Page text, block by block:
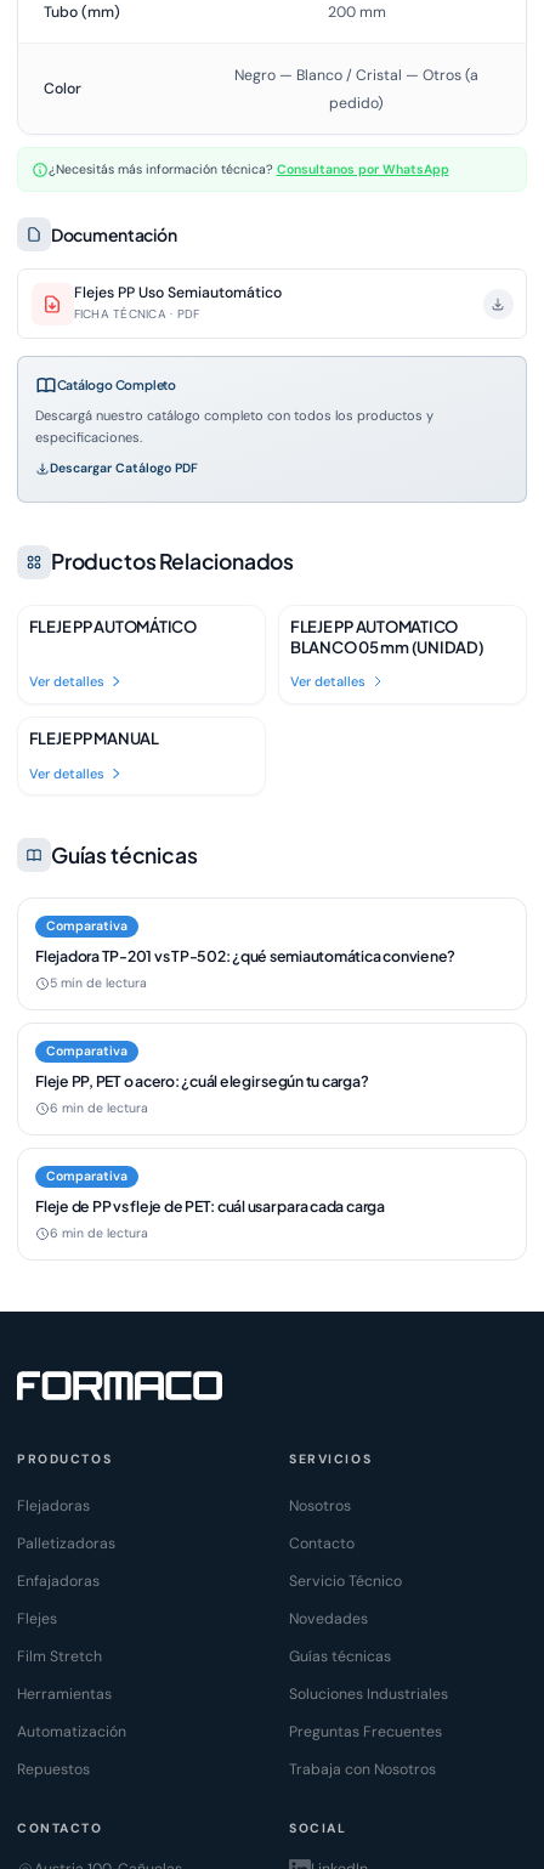
Tubo (mm) 200 mm
Color
Negro — Blanco / Cristal — Otros (a
pedido)
¿Necesitás más información técnica? Consultanos por WhatsApp
Documentación
Flejes PP Uso Semiautomático
FICHA TÉCNICA · PDF
Catálogo Completo
Descargá nuestro catálogo completo con todos los productos y
especificaciones.
Descargar Catálogo PDF
Productos Relacionados
Disponible
FLEJE PP AUTOMÁTICO
Ver detalles
Disponible
FLEJE PP AUTOMATICO
BLANCO 05 mm (UNIDAD)
Ver detalles
Disponible
FLEJE PP MANUAL
Ver detalles
Guías técnicas
Comparativa
Flejadora TP-201 vs TP-502: ¿qué semiautomática conviene?
5 min de lectura
Comparativa
Fleje PP, PET o acero: ¿cuál elegir según tu carga?
6 min de lectura
Comparativa
Fleje de PP vs fleje de PET: cuál usar para cada carga
6 min de lectura
PRODUCTOS
Flejadoras
Palletizadoras
Enfajadoras
Flejes
Film Stretch
Herramientas
Automatización
Repuestos
SERVICIOS
Nosotros
Contacto
Servicio Técnico
Novedades
Guías técnicas
Soluciones Industriales
Preguntas Frecuentes
Trabaja con Nosotros
CONTACTO SOCIAL